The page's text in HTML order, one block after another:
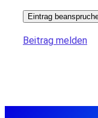
Eintrag
Beitrag melden